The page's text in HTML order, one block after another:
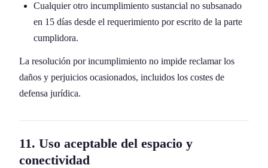
Cualquier otro incumplimiento sustancial no subsanado
en 15 días desde el requerimiento por escrito de la parte
cumplidora.
La resolución por incumplimiento no impide reclamar los
daños y perjuicios ocasionados, incluidos los costes de
defensa jurídica.
11. Uso aceptable del espacio y
conectividad